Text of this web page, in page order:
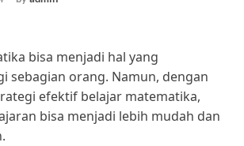
bisa menjadi hal yang
sebagian orang. Namun, dengan
efektif belajar matematika,
bisa menjadi lebih mudah dan